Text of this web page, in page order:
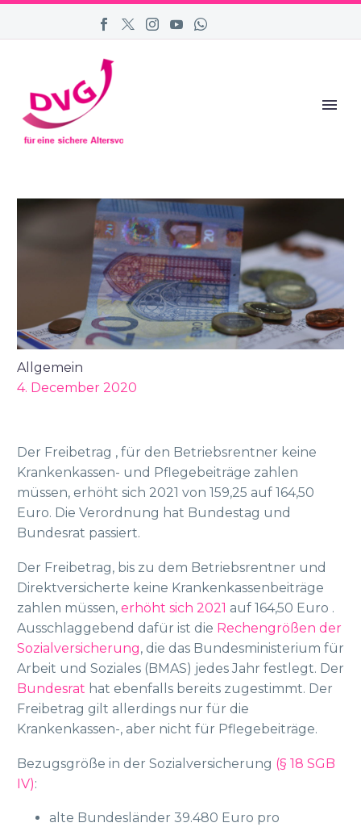
Allgemein
4. December 2020
Der Freibetrag , für den Betriebsrentner keine
Krankenkassen- und Pflegebeiträge zahlen
müssen, erhöht sich 2021 von 159,25 auf 164,50
Euro. Die Verordnung hat Bundestag und
Bundesrat passiert.
Der Freibetrag, bis zu dem Betriebsrentner und
Direktversicherte keine Krankenkassenbeiträge
zahlen müssen, erhöht sich 2021 auf 164,50 Euro .
Ausschlaggebend dafür ist die Rechengrößen der
Sozialversicherung, die das Bundesministerium für
Arbeit und Soziales (BMAS) jedes Jahr festlegt. Der
Bundesrat hat ebenfalls bereits zugestimmt. Der
Freibetrag gilt allerdings nur für die
Krankenkassen-, aber nicht für Pflegebeiträge.
Bezugsgröße in der Sozialversicherung (§ 18 SGB
IV):
alte Bundesländer 39.480 Euro pro